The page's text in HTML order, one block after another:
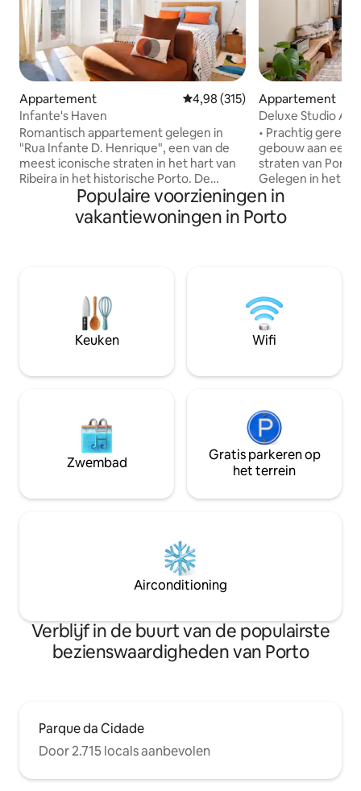
Appartement Gemiddelde beoordeling van
4,98 (315)
Infante's Haven
Romantisch appartement gelegen in
"Rua Infante D. Henrique", een van de
meest iconische straten in het hart van
Ribeira in het historische Porto. De
perfecte uitvalsbasis om terug te komen
na het verkennen van de stad, waar het
onmogelijk is om niet te worden
winkels en markten. Je zult de S.
Francisco-kerk, Palácio da Bolsa en
Mercado Ferreira Borges niet missen op
een paar stappen afstand.
Appartement
Deluxe Studio
Hist.Center
• Prachtig
gebouw aan een
straten van Porto:
Gelegen in het
historische
te voet te
belangrijke
minuten lopen
Omringd door
winkels • Voor uw
transferservice
Populaire voorzieningen in
vakantiewoningen in Porto
Keuken Wifi
Zwembad
Gratis parkeren op
het terrein
Airconditioning
Verblijf in de buurt van de populairste
bezienswaardigheden van Porto
Parque da Cidade
Door 2.715 locals aanbevolen